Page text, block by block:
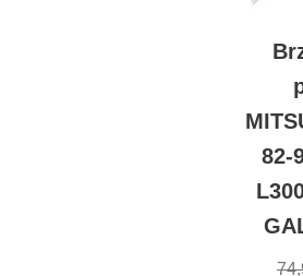
82-